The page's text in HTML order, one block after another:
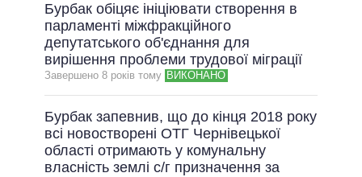
Бурбак обіцяє ініціювати створення в
парламенті міжфракційного
депутатського об'єднання для
вирішення проблеми трудової міграції
Завершено 8 рокiв тому ВИКОНАНО
Бурбак запевнив, що до кінця 2018 року
всі новостворені ОТГ Чернівецької
області отримають у комунальну
власність землі с/г призначення за